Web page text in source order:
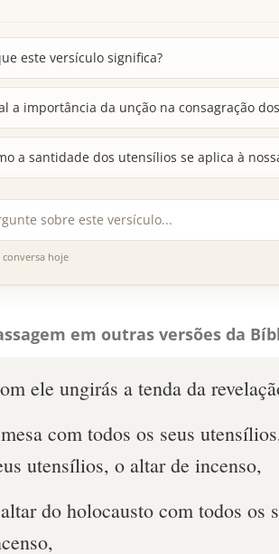
este versículo significa?
a importância da unção na consagração
a santidade dos utensílios se aplica à
conversa hoje
em outras versões da
ele ungirás a tenda da
com todos os seus
utensílios, o altar de incenso,
do holocausto com todos os